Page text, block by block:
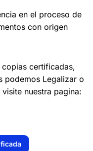
en el proceso de
con origen
certificadas,
podemos Legalizar o
nuestra pagina: